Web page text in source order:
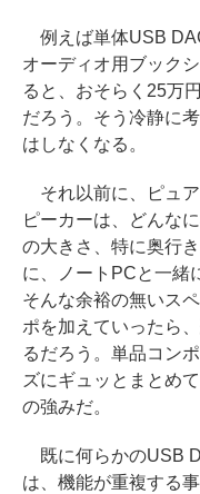
例えば単体USB
オーディオ用ブック
ると、おそらく25万
だろう。そう冷静に
はしなくなる。
それ以前に、ピュ
ピーカーは、どんな
の大きさ、特に奥行
に、ノートPCと一緒
そんな余裕の無いス
ポを加えていったら
るだろう。単品コン
ズにギュッとまとめ
の強みだ。
既に何らかのUSB
は、機能が重複する